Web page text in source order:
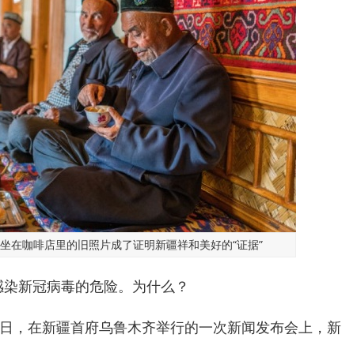
在咖啡店里的旧照片成了证明新疆祥和美好的“证据”
新冠病毒的危险。为什么？
，在新疆首府乌鲁木齐举行的一次新闻发布会上，新